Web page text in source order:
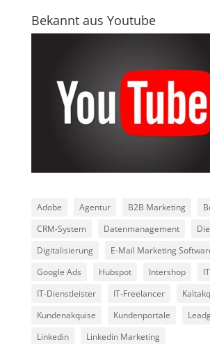
Bekannt aus Youtube
Adobe Agentur B2B Marketing
CRM-System
Datenmanagement
Digitalisierung
E-Mail Marketing
Google Ads
Hubspot Intershop
IT-Dienstleister
IT-Freelancer
Kundenakquise
Kundenportale
Linkedin
Linkedin Marketing